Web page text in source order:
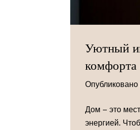
Уютный
комфорта
Опубликовано
Дом – это
энергией.